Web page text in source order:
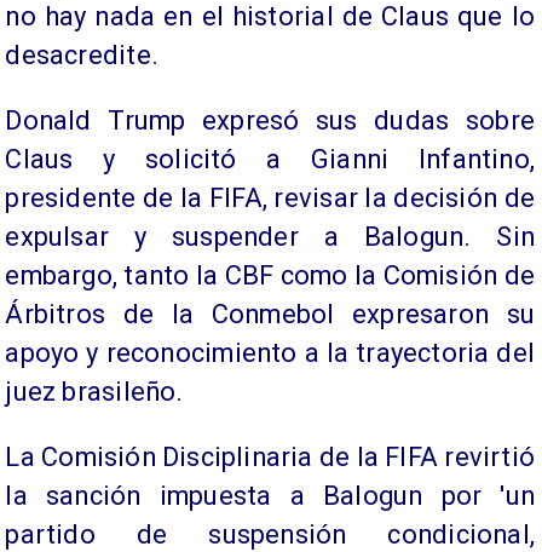
no hay nada en el historial de Claus que lo
desacredite.
Donald Trump expresó sus dudas sobre
Claus y solicitó a Gianni Infantino,
presidente de la FIFA, revisar la decisión de
expulsar y suspender a Balogun. Sin
embargo, tanto la CBF como la Comisión de
Árbitros de la Conmebol expresaron su
apoyo y reconocimiento a la trayectoria del
juez brasileño.
La Comisión Disciplinaria de la FIFA revirtió
la sanción impuesta a Balogun por 'un
partido de suspensión condicional,